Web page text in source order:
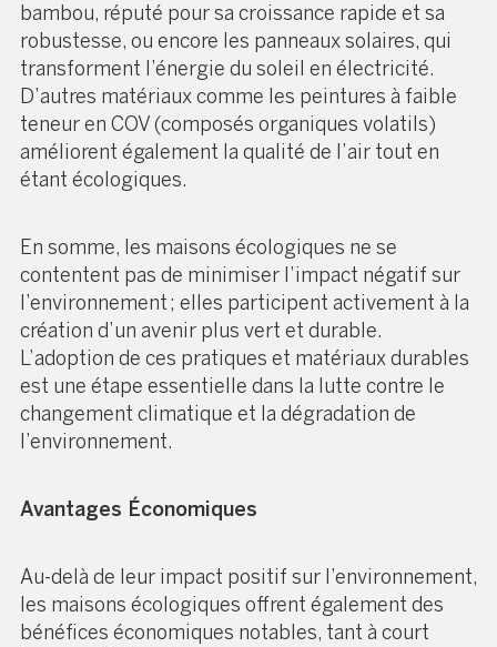
bambou, réputé pour sa croissance rapide et sa
robustesse, ou encore les panneaux solaires, qui
transforment l’énergie du soleil en électricité.
D’autres matériaux comme les peintures à faible
teneur en COV (composés organiques volatils)
améliorent également la qualité de l’air tout en
étant écologiques.
En somme, les maisons écologiques ne se
contentent pas de minimiser l’impact négatif sur
l’environnement ; elles participent activement à la
création d’un avenir plus vert et durable.
L’adoption de ces pratiques et matériaux durables
est une étape essentielle dans la lutte contre le
changement climatique et la dégradation de
l’environnement.
Avantages Économiques
Au-delà de leur impact positif sur l’environnement,
les maisons écologiques offrent également des
bénéfices économiques notables, tant à court